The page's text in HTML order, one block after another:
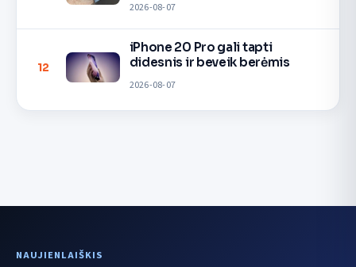
2026-08-07
12
iPhone 20 Pro gali tapti
didesnis ir beveik berėmis
2026-08-07
NAUJIENLAIŠKIS